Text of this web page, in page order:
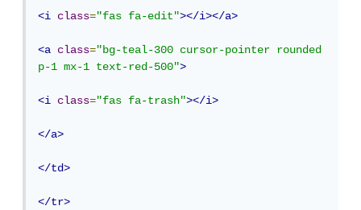
<i class="fas fa-edit"></i></a>
<a class="bg-teal-300 cursor-pointer rounded
p-1 mx-1 text-red-500">
<i class="fas fa-trash"></i>
</a>
</td>
</tr>